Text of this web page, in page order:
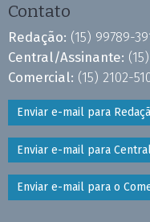
Contato
Redação: (15) 99789-
Central/Assinante:
Comercial: (15) 2102-
Enviar e-mail para
Enviar e-mail para
Enviar e-mail para o